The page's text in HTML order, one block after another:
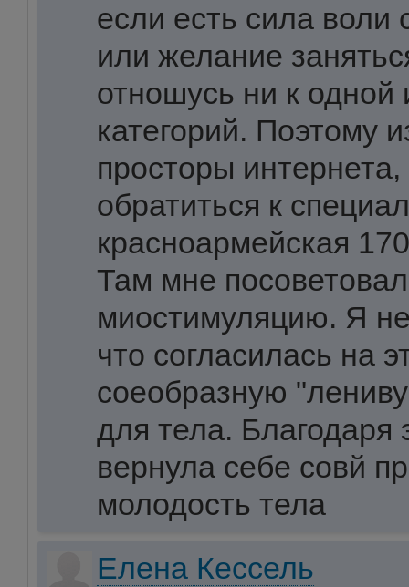
если есть сила воли
или желание
отношусь ни к одной
категорий. Поэтому
просторы
обратиться к
красноармейская
Там мне
миостимуляцию. Я
что согласилась на
соеобразную
для тела. Благодаря
вернула себе совй
молодость тела
Елена Кессель